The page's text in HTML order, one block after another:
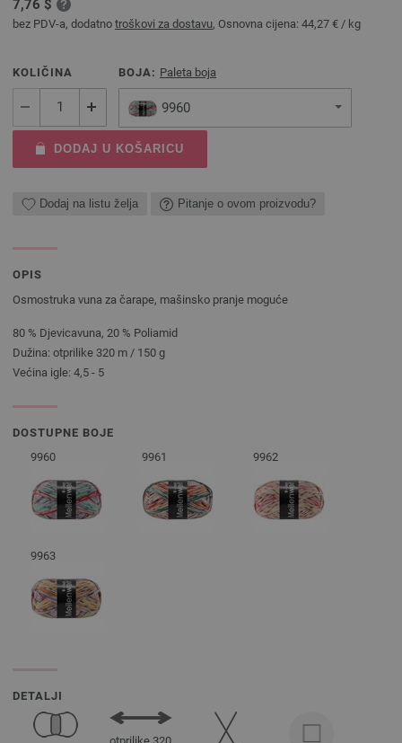
7,76 $
bez PDV-a, dodatno troškovi za dostavu, Osnovna cijena: 44,27 € / kg
KOLIČINA BOJA: Paleta boja
9960
DODAJ U KOŠARICU
Dodaj na listu želja Pitanje o ovom proizvodu?
OPIS
Osmostruka vuna za čarape, mašinsko pranje moguće
80 % Djevicavuna, 20 % Poliamid
Dužina: otprilike 320 m / 150 g
Većina igle: 4,5 - 5
DOSTUPNE BOJE
9960
9961 9962
9963
DETALJI